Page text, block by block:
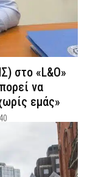
στο «L&O»
να
εμάς»